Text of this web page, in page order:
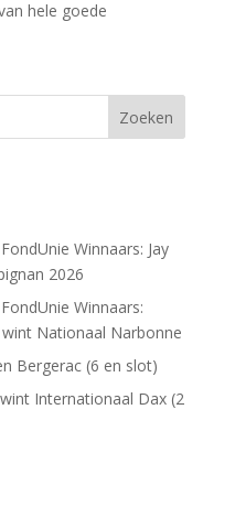
hele goede
Winnaars: Jay
2026
Winnaars:
Nationaal Narbonne
Bergerac (6 en slot)
Internationaal Dax (2